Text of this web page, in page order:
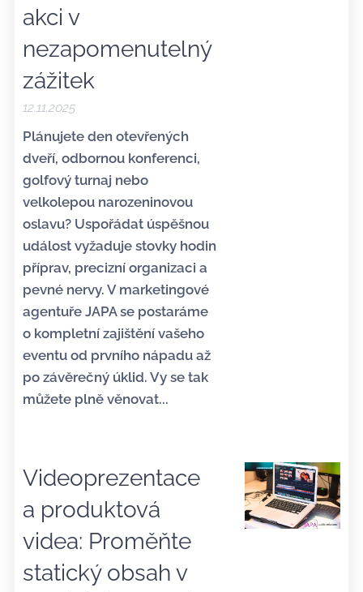
akci v
nezapomenutelný
zážitek
12.11.2025
Plánujete den otevřených
dveří, odbornou konferenci,
golfový turnaj nebo
velkolepou narozeninovou
oslavu? Uspořádat úspěšnou
událost vyžaduje stovky hodin
příprav, precizní organizaci a
pevné nervy. V marketingové
agentuře JAPA se postaráme
o kompletní zajištění vašeho
eventu od prvního nápadu až
po závěrečný úklid. Vy se tak
můžete plně věnovat...
Videoprezentace
a produktová
videa: Proměňte
statický obsah v